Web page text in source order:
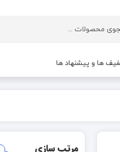
ها و پیشنهاد ها
مرتب سازی